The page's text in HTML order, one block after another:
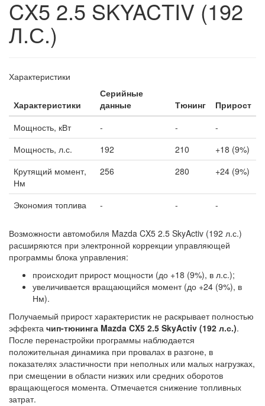
CX5 2.5 SKYACTIV (192
Л.С.)
Характеристики
Характеристики
Серийные
данные
Тюнинг
Прирост
Мощность, кВт
- -
-
Мощность, л.с.
192 210
+18 (9%)
Крутящий момент,
Нм
256 280 +24 (9%)
Экономия топлива - - -
Возможности автомобиля Mazda CX5 2.5 SkyActiv (192 л.с.)
расширяются при электронной коррекции управляющей
программы блока управления:
происходит прирост мощности (до +18 (9%), в л.с.);
увеличивается вращающийся момент (до +24 (9%), в
Нм).
Получаемый прирост характеристик не раскрывает полностью
эффекта чип-тюнинга Mazda CX5 2.5 SkyActiv (192 л.с.).
После перенастройки программы наблюдается
положительная динамика при провалах в разгоне, в
показателях эластичности при неполных или малых нагрузках,
при смещении в области низких или средних оборотов
вращающегося момента. Отмечается снижение топливных
затрат.